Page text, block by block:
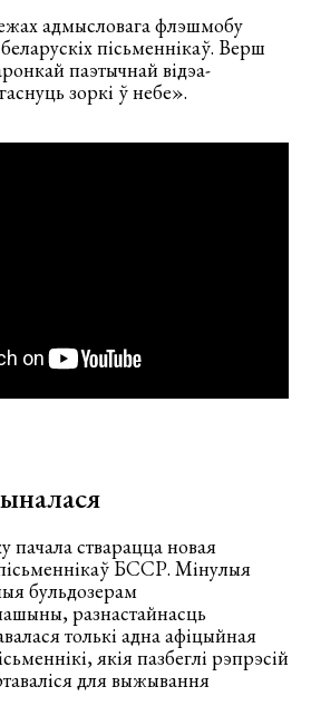
адмысловага флэшмобу
пісьменнікаў. Верш
паэтычнай відэа-
зоркі ў небе».
пачала стварацца новая
БССР. Мінулыя
бульдозерам
разнастайнасць
толькі адна афіцыйная
якія пазбеглі рэпрэсій
для выжывання